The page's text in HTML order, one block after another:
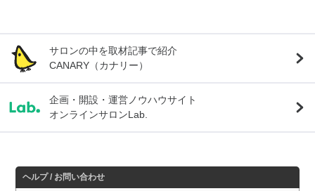
サロンの中を取材記事で紹介
CANARY（カナリー）
企画・開設・運営ノウハウサイト
オンラインサロンLab.
ヘルプ / お問い合わせ